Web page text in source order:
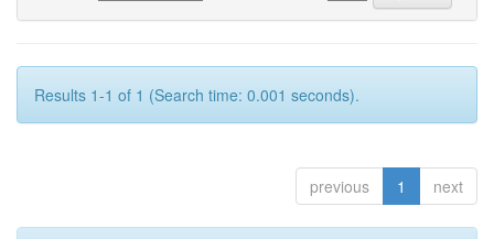
Results 1-1 of 1 (Search time: 0.001 seconds).
previous 1 next